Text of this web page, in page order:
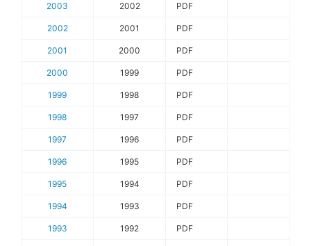
2003 2002 PDF
2002 2001 PDF
2001 2000 PDF
2000 1999 PDF
1999 1998 PDF
1998 1997 PDF
1997 1996 PDF
1996 1995 PDF
1995 1994 PDF
1994 1993 PDF
1993 1992 PDF